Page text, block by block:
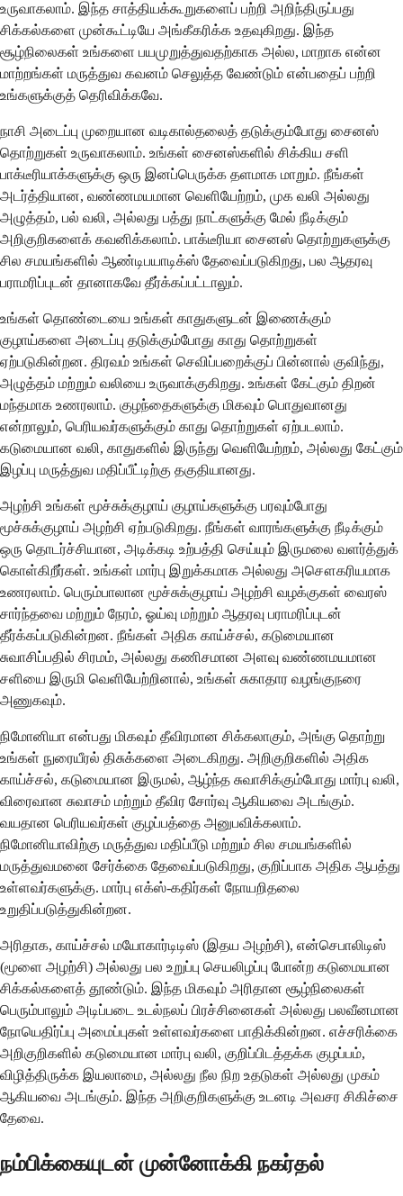
உருவாகலாம். இந்த சாத்தியக்கூறுகளைப் பற்றி அறிந்திருப்பது
சிக்கல்களை முன்கூட்டியே அங்கீகரிக்க உதவுகிறது. இந்த
சூழ்நிலைகள் உங்களை பயமுறுத்துவதற்காக அல்ல, மாறாக என்ன
மாற்றங்கள் மருத்துவ கவனம் செலுத்த வேண்டும் என்பதைப் பற்றி
உங்களுக்குத் தெரிவிக்கவே.
நாசி அடைப்பு முறையான வடிகால்தலைத் தடுக்கும்போது சைனஸ்
தொற்றுகள் உருவாகலாம். உங்கள் சைனஸ்களில் சிக்கிய சளி
பாக்டீரியாக்களுக்கு ஒரு இனப்பெருக்க தளமாக மாறும். நீங்கள்
அடர்த்தியான, வண்ணமயமான வெளியேற்றம், முக வலி அல்லது
அழுத்தம், பல் வலி, அல்லது பத்து நாட்களுக்கு மேல் நீடிக்கும்
அறிகுறிகளைக் கவனிக்கலாம். பாக்டீரியா சைனஸ் தொற்றுகளுக்கு
சில சமயங்களில் ஆண்டிபயாடிக்ஸ் தேவைப்படுகிறது, பல ஆதரவு
பராமரிப்புடன் தானாகவே தீர்க்கப்பட்டாலும்.
உங்கள் தொண்டையை உங்கள் காதுகளுடன் இணைக்கும்
குழாய்களை அடைப்பு தடுக்கும்போது காது தொற்றுகள்
ஏற்படுகின்றன. திரவம் உங்கள் செவிப்பறைக்குப் பின்னால் குவிந்து,
அழுத்தம் மற்றும் வலியை உருவாக்குகிறது. உங்கள் கேட்கும் திறன்
மந்தமாக உணரலாம். குழந்தைகளுக்கு மிகவும் பொதுவானது
என்றாலும், பெரியவர்களுக்கும் காது தொற்றுகள் ஏற்படலாம்.
கடுமையான வலி, காதுகளில் இருந்து வெளியேற்றம், அல்லது கேட்கும்
இழப்பு மருத்துவ மதிப்பீட்டிற்கு தகுதியானது.
அழற்சி உங்கள் மூச்சுக்குழாய் குழாய்களுக்கு பரவும்போது
மூச்சுக்குழாய் அழற்சி ஏற்படுகிறது. நீங்கள் வாரங்களுக்கு நீடிக்கும்
ஒரு தொடர்ச்சியான, அடிக்கடி உற்பத்தி செய்யும் இருமலை வளர்த்துக்
கொள்கிறீர்கள். உங்கள் மார்பு இறுக்கமாக அல்லது அசௌகரியமாக
உணரலாம். பெரும்பாலான மூச்சுக்குழாய் அழற்சி வழக்குகள் வைரஸ்
சார்ந்தவை மற்றும் நேரம், ஓய்வு மற்றும் ஆதரவு பராமரிப்புடன்
தீர்க்கப்படுகின்றன. நீங்கள் அதிக காய்ச்சல், கடுமையான
சுவாசிப்பதில் சிரமம், அல்லது கணிசமான அளவு வண்ணமயமான
சளியை இருமி வெளியேற்றினால், உங்கள் சுகாதார வழங்குநரை
அணுகவும்.
நிமோனியா என்பது மிகவும் தீவிரமான சிக்கலாகும், அங்கு தொற்று
உங்கள் நுரையீரல் திசுக்களை அடைகிறது. அறிகுறிகளில் அதிக
காய்ச்சல், கடுமையான இருமல், ஆழ்ந்த சுவாசிக்கும்போது மார்பு வலி,
விரைவான சுவாசம் மற்றும் தீவிர சோர்வு ஆகியவை அடங்கும்.
வயதான பெரியவர்கள் குழப்பத்தை அனுபவிக்கலாம்.
நிமோனியாவிற்கு மருத்துவ மதிப்பீடு மற்றும் சில சமயங்களில்
மருத்துவமனை சேர்க்கை தேவைப்படுகிறது, குறிப்பாக அதிக ஆபத்து
உள்ளவர்களுக்கு. மார்பு எக்ஸ்-கதிர்கள் நோயறிதலை
உறுதிப்படுத்துகின்றன.
அரிதாக, காய்ச்சல் மயோகார்டிடிஸ் (இதய அழற்சி), என்செபாலிடிஸ்
(மூளை அழற்சி) அல்லது பல உறுப்பு செயலிழப்பு போன்ற கடுமையான
சிக்கல்களைத் தூண்டும். இந்த மிகவும் அரிதான சூழ்நிலைகள்
பெரும்பாலும் அடிப்படை உடல்நலப் பிரச்சினைகள் அல்லது பலவீனமான
நோயெதிர்ப்பு அமைப்புகள் உள்ளவர்களை பாதிக்கின்றன. எச்சரிக்கை
அறிகுறிகளில் கடுமையான மார்பு வலி, குறிப்பிடத்தக்க குழப்பம்,
விழித்திருக்க இயலாமை, அல்லது நீல நிற உதடுகள் அல்லது முகம்
ஆகியவை அடங்கும். இந்த அறிகுறிகளுக்கு உடனடி அவசர சிகிச்சை
தேவை.
நம்பிக்கையுடன் முன்னோக்கி நகர்தல்